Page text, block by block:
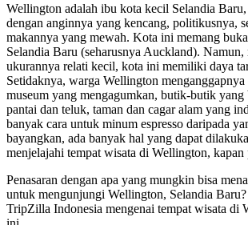
Wellington adalah ibu kota kecil Selandia
dengan anginnya yang kencang, politikusnya,
makannya yang mewah. Kota ini memang
Selandia Baru (seharusnya Auckland). Namun,
ukurannya relati kecil, kota ini memiliki daya
Setidaknya, warga Wellington menganggapnya
museum yang mengagumkan, butik-butik yang
pantai dan teluk, taman dan cagar alam yang
banyak cara untuk minum espresso daripada
bayangkan, ada banyak hal yang dapat
menjelajahi tempat wisata di Wellington, kapan
Penasaran dengan apa yang mungkin bisa
untuk mengunjungi Wellington, Selandia
TripZilla Indonesia mengenai tempat wisata di